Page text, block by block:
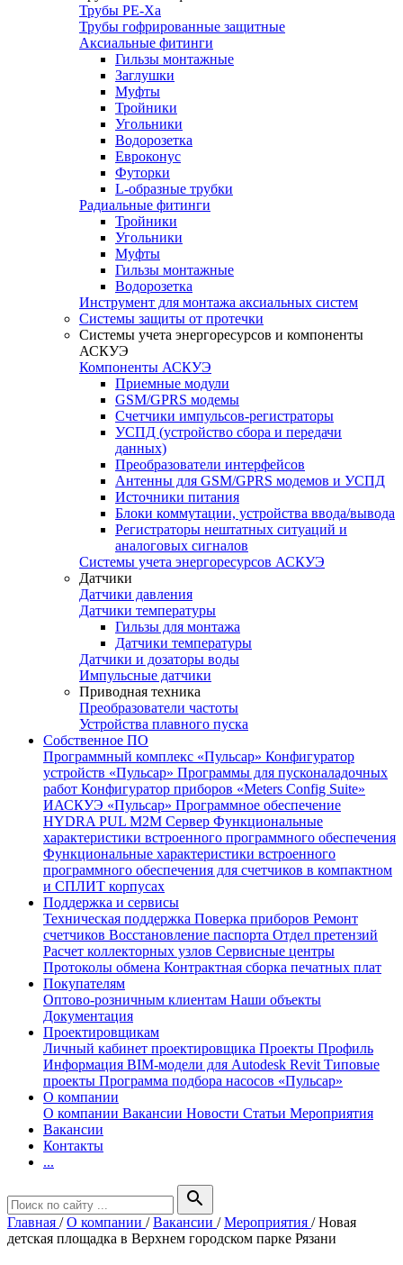
Трубы РЕ-Ха
Трубы гофрированные защитные
Аксиальные фитинги
Гильзы монтажные
Заглушки
Муфты
Тройники
Угольники
Водорозетка
Евроконус
Футорки
L-образные трубки
Радиальные фитинги
Тройники
Угольники
Муфты
Гильзы монтажные
Водорозетка
Инструмент для монтажа аксиальных систем
Системы защиты от протечки
Системы учета энергоресурсов и компоненты
АСКУЭ
Компоненты АСКУЭ
Приемные модули
GSM/GPRS модемы
Счетчики импульсов-регистраторы
УСПД (устройство сбора и передачи
данных)
Преобразователи интерфейсов
Антенны для GSM/GPRS модемов и УСПД
Источники питания
Блоки коммутации, устройства ввода/вывода
Регистраторы нештатных ситуаций и
аналоговых сигналов
Системы учета энергоресурсов АСКУЭ
Датчики
Датчики давления
Датчики температуры
Гильзы для монтажа
Датчики температуры
Датчики и дозаторы воды
Импульсные датчики
Приводная техника
Преобразователи частоты
Устройства плавного пуска
Собственное ПО
Программный комплекс «Пульсар» Конфигуратор
устройств «Пульсар» Программы для пусконаладочных
работ Конфигуратор приборов «Meters Config Suite»
ИАСКУЭ «Пульсар» Программное обеспечение
HYDRA PUL M2M Сервер Функциональные
характеристики встроенного программного обеспечения
Функциональные характеристики встроенного
программного обеспечения для счетчиков в компактном
и СПЛИТ корпусах
Поддержка и сервисы
Техническая поддержка Поверка приборов Ремонт
счетчиков Восстановление паспорта Отдел претензий
Расчет коллекторных узлов Сервисные центры
Протоколы обмена Контрактная сборка печатных плат
Покупателям
Оптово-розничным клиентам Наши объекты
Документация
Проектировщикам
Личный кабинет проектировщика Проекты Профиль
Информация BIM-модели для Autodesk Revit Типовые
проекты Программа подбора насосов «Пульсар»
О компании
О компании Вакансии Новости Статьи Мероприятия
Вакансии
Контакты
...
search
Главная /О компании /Вакансии /Мероприятия /Новая
детская площадка в Верхнем городском парке Рязани